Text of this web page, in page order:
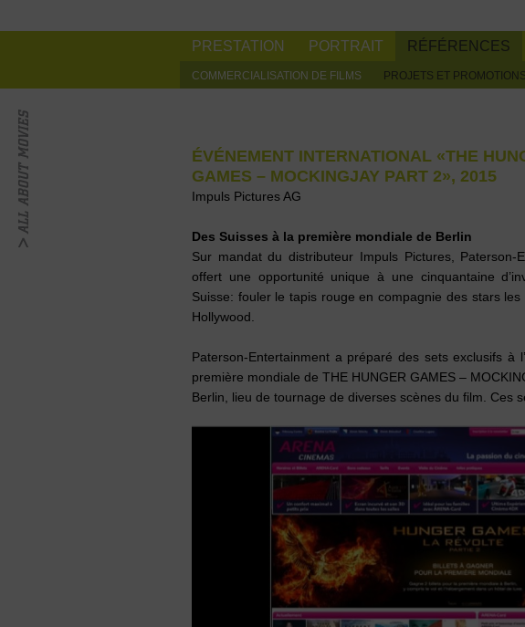
PRESTATION PORTRAIT RÉFÉRENCES
COMMERCIALISATION DE FILMS PROJETS ET PROMOTIONS
ÉVÉNEMENT INTERNATIONAL «THE
GAMES – MOCKINGJAY PART 2», 2015
Impuls Pictures AG
Des Suisses à la première mondiale de Berlin
Sur mandat du distributeur Impuls Pictures, Paterson-
offert une opportunité unique à une cinquantaine
Suisse: fouler le tapis rouge en compagnie des stars
Hollywood.
Paterson-Entertainment a préparé des sets exclusifs à
première mondiale de THE HUNGER GAMES –
Berlin, lieu de tournage de diverses scènes du film. Ces